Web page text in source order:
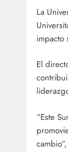
La
impacto
El
“Este